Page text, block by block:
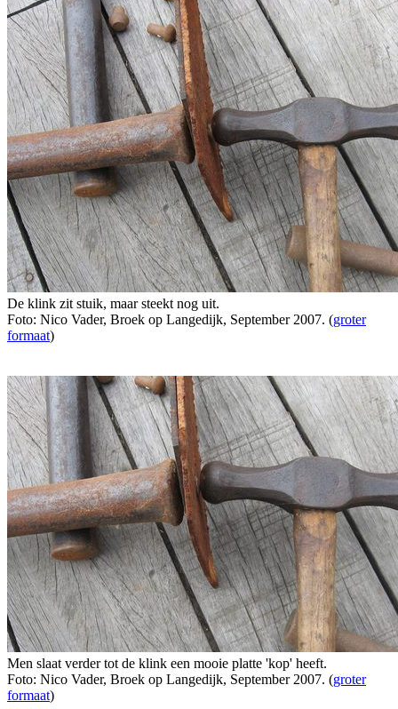
De klink zit stuik, maar steekt nog uit.
Foto: Nico Vader, Broek op Langedijk, September 2007. (groter
formaat)
Men slaat verder tot de klink een mooie platte 'kop' heeft.
Foto: Nico Vader, Broek op Langedijk, September 2007. (groter
formaat)